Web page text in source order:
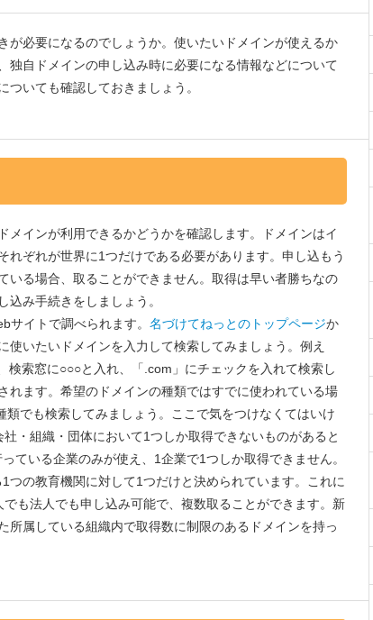
が必要になるのでしょうか。使いたいドメインが使えるか
独自ドメインの申し込み時に必要になる情報などについて
いても確認しておきましょう。
メインが利用できるかどうかを確認します。ドメインはイ
れぞれが世界に1つだけである必要があります。申し込もう
いる場合、取ることができません。取得は早い者勝ちなの
み手続きをしましょう。
サイトで調べられます。 名づけてねっとのトップページか
使いたいドメインを入力して検索してみましょう。例え
検索窓に○○○と入れ、「.com」にチェックを入れて検索し
れます。希望のドメインの種類ではすでに使われている場
でも検索してみましょう。ここで気をつけなくてはいけ
・組織・団体において1つしか取得できないものがあると
ている企業のみが使え、1企業で1つしか取得できません。
つの教育機関に対して1つだけと決められています。これに
も法人でも申し込み可能で、複数取ることができます。新
所属している組織内で取得数に制限のあるドメインを持っ